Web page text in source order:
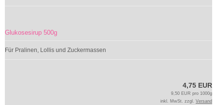
Glukosesirup 500g
Für Pralinen, Lollis und Zuckermassen
4,75 EUR
9,50 EUR pro 1000g
inkl. MwSt. zzgl. Versand